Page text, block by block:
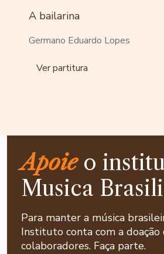
A bailarina
Germano Eduardo Lopes
Ver partitura
Apoieo
Musica
Para manter a música
Instituto conta com a doação
colaboradores. Faça parte.